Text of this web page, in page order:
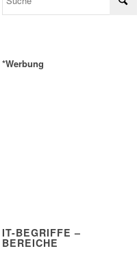
*Werbung
IT-BEGRIFFE –
BEREICHE